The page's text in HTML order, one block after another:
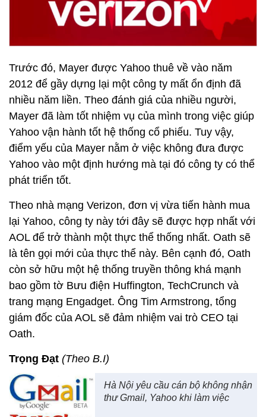
Trước đó, Mayer được Yahoo thuê về vào năm
2012 để gầy dựng lại một công ty mất ổn định đã
nhiều năm liền. Theo đánh giá của nhiều người,
Mayer đã làm tốt nhiệm vụ của mình trong việc giúp
Yahoo vận hành tốt hệ thống cổ phiếu. Tuy vậy,
điểm yếu của Mayer nằm ở việc không đưa được
Yahoo vào một định hướng mà tại đó công ty có thể
phát triển tốt.
Theo nhà mạng Verizon, đơn vị vừa tiến hành mua
lại Yahoo, công ty này tới đây sẽ được hợp nhất với
AOL để trở thành một thực thể thống nhất. Oath sẽ
là tên gọi mới của thực thể này. Bên cạnh đó, Oath
còn sở hữu một hệ thống truyền thông khá mạnh
bao gồm tờ Bưu điện Huffington, TechCrunch và
trang mạng Engadget. Ông Tim Armstrong, tổng
giám đốc của AOL sẽ đảm nhiệm vai trò CEO tại
Oath.
Trọng Đạt (Theo B.I)
Hà Nội yêu cầu cán bộ không nhận
thư Gmail, Yahoo khi làm việc